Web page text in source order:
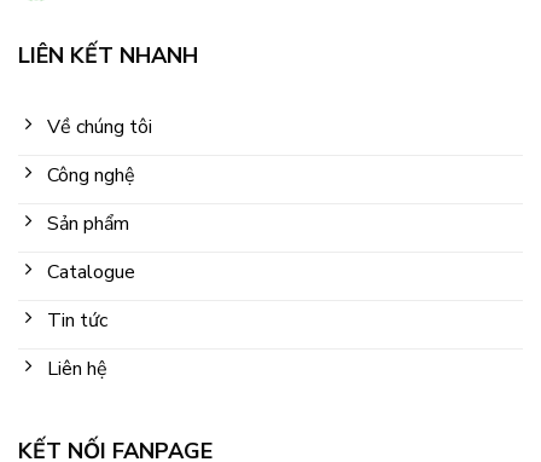
LIÊN KẾT NHANH
Về chúng tôi
Công nghệ
Sản phẩm
Catalogue
Tin tức
Liên hệ
KẾT NỐI FANPAGE